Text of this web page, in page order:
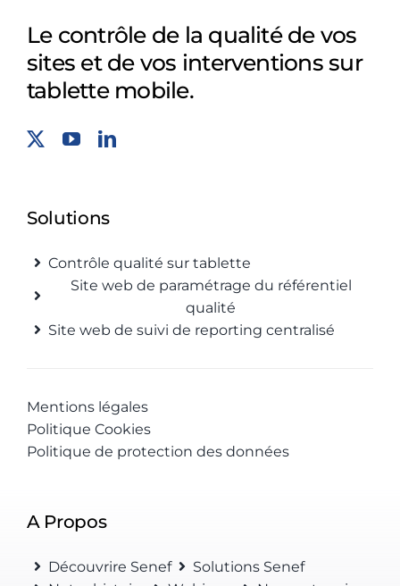
Le contrôle de la qualité de vos
sites et de vos interventions sur
tablette mobile.
Solutions
Contrôle qualité sur tablette
Site web de paramétrage du référentiel
qualité
Site web de suivi de reporting centralisé
Mentions légales
Politique Cookies
Politique de protection des données
A Propos
Découvrire Senef
Solutions Senef